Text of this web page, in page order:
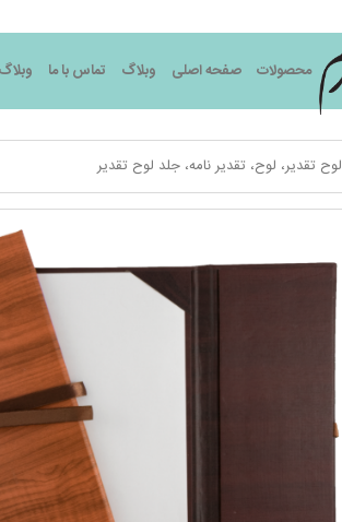
نیک چرم
محصولات
صفحه اصلی وبلاگ تماس با ما وبلاگ
لوح تقدیر، لوح، تقدیر نامه، جلد لوح تقدیر